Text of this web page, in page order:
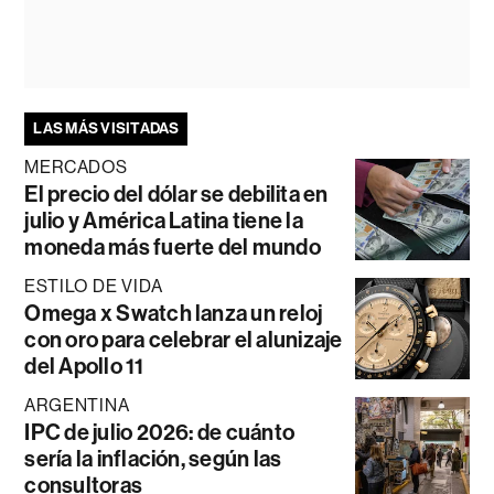
LAS MÁS VISITADAS
MERCADOS
El precio del dólar se debilita en
julio y América Latina tiene la
moneda más fuerte del mundo
ESTILO DE VIDA
Omega x Swatch lanza un reloj
con oro para celebrar el alunizaje
del Apollo 11
ARGENTINA
IPC de julio 2026: de cuánto
sería la inflación, según las
consultoras